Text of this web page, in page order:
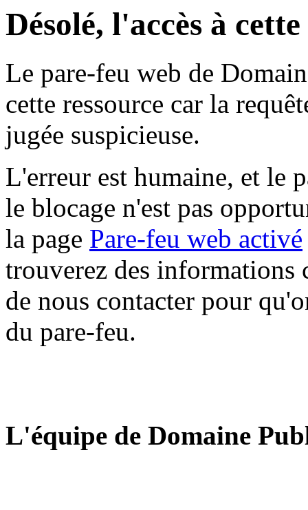
Désolé, l'accès à
Le pare-feu web de
cette ressource car la
jugée suspicieuse.
L'erreur est humaine, et le
le blocage n'est pas
la page Pare-feu web activé
trouverez des informations
de nous contacter pour
du pare-feu.
L'équipe de Domaine